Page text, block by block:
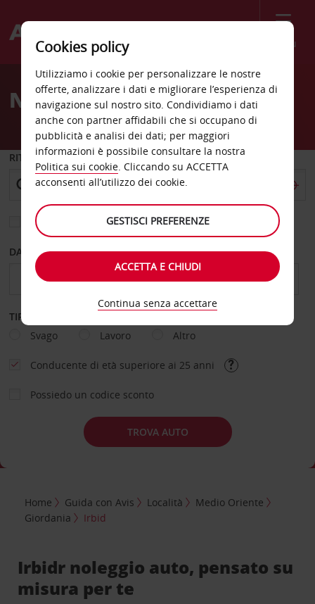
Menù
Welcome
AvisNoleggio auto Irbid
RITIRO DA
Scegli una località di riconsegna diversa
DAL GIORNO AL GIORNO
TIPOLOGIA DI NOLEGGIO
Svago
Lavoro Altro
Conducente di età superiore ai 25 anni
Possiedo un codice sconto
TROVA AUTO
Home Guida con Avis Località
Medio Oriente
Giordania
Irbid
Irbidr noleggio auto, pensato su
misura per te
Cookies policy
Utilizziamo i cookie per personalizzare le nostre
offerte, analizzare i dati e migliorare l’esperienza di
navigazione sul nostro sito. Condividiamo i dati
anche con partner affidabili che si occupano di
pubblicità e analisi dei dati; per maggiori
informazioni è possibile consultare la nostra
Politica sui cookie. Cliccando su ACCETTA
acconsenti all’utilizzo dei cookie.
GESTISCI PREFERENZE
ACCETTA E CHIUDI
Continua senza accettare